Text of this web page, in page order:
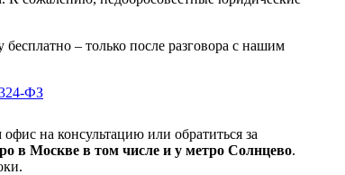
– только после разговора с нашим
324-ФЗ
на консультацию или обратиться за
в Москве в том числе и у метро Солнцево.